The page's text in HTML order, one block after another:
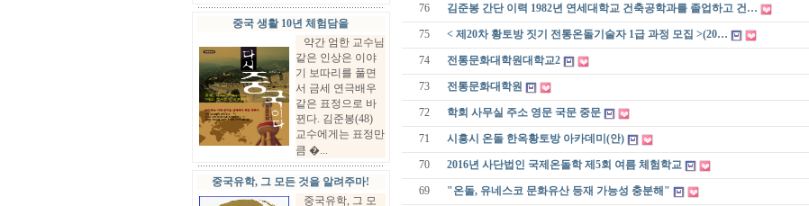
중국 생활 10년 체험담을
약간 엄한 교수님
같은 인상은 이야
기 보따리를 풀면
서 금세 연극배우
같은 표정으로 바
뀐다. 김준봉(48)
교수에게는 표정만
큼 �...
중국유학, 그 모든 것을 알려주마!
중국유학, 그 모
76 김준봉 간단 이력 1982년 연세대학교 건축공학과를 졸업하고 건…
75 < 제20차 황토방 짓기 전통온돌기술자 1급 과정 모집 >(20…
74 전통문화대학원대학교2
73 전통문화대학원
72 학회 사무실 주소 영문 국문 중문
71 시흥시 온돌 한옥황토방 아카데미(안)
70 2016년 사단법인 국제온돌학 제5회 여름 체험학교
69 "온돌, 유네스코 문화유산 등재 가능성 충분해"